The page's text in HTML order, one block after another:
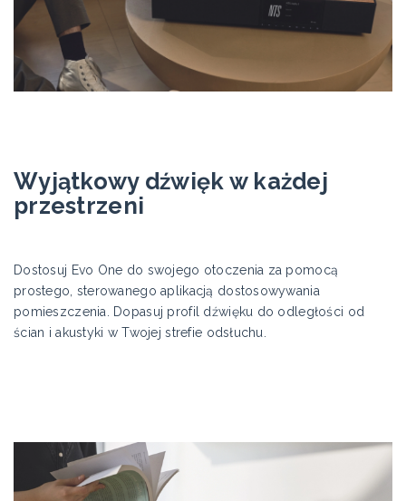
Wyjątkowy dźwięk w każdej
przestrzeni
Dostosuj Evo One do swojego otoczenia za pomocą
prostego, sterowanego aplikacją dostosowywania
pomieszczenia. Dopasuj profil dźwięku do odległości od
ścian i akustyki w Twojej strefie odsłuchu.